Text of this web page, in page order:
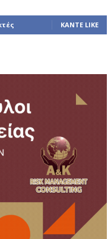
ΚΆΝΤΕ LIKE